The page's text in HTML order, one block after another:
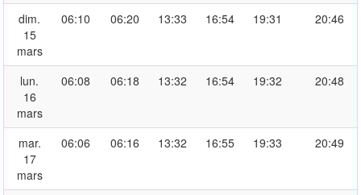
dim.
15
mars
06:10 06:20 13:33 16:54 19:31 20:46
lun.
16
mars
06:08 06:18 13:32 16:54 19:32 20:48
mar.
17
mars
06:06 06:16 13:32 16:55 19:33 20:49